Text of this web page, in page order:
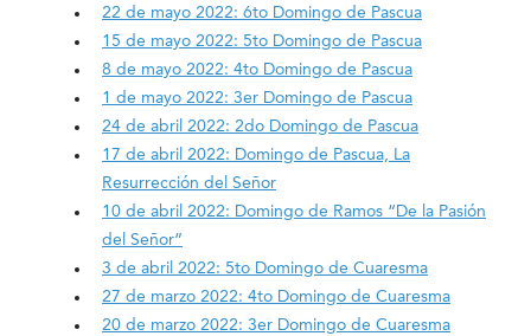
22 de mayo 2022: 6to Domingo de Pascua
15 de mayo 2022: 5to Domingo de Pascua
8 de mayo 2022: 4to Domingo de Pascua
1 de mayo 2022: 3er Domingo de Pascua
24 de abril 2022: 2do Domingo de Pascua
17 de abril 2022: Domingo de Pascua, La
Resurrección del Señor
10 de abril 2022: Domingo de Ramos “De la Pasión
del Señor”
3 de abril 2022: 5to Domingo de Cuaresma
27 de marzo 2022: 4to Domingo de Cuaresma
20 de marzo 2022: 3er Domingo de Cuaresma